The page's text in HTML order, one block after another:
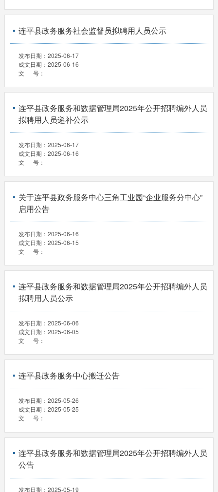
连平县政务服务社会监督员拟聘用人员公示
发布日期： 2025-06-17
成文日期： 2025-06-16
文 号：
连平县政务服务和数据管理局2025年公开招聘编外人员
拟聘用人员递补公示
发布日期： 2025-06-17
成文日期： 2025-06-16
文 号：
关于连平县政务服务中心三角工业园“企业服务分中心”
启用公告
发布日期： 2025-06-16
成文日期： 2025-06-15
文 号：
连平县政务服务和数据管理局2025年公开招聘编外人员
拟聘用人员公示
发布日期： 2025-06-06
成文日期： 2025-06-05
文 号：
连平县政务服务中心搬迁公告
发布日期： 2025-05-26
成文日期： 2025-05-25
文 号：
连平县政务服务和数据管理局2025年公开招聘编外人员
公告
发布日期： 2025-05-19